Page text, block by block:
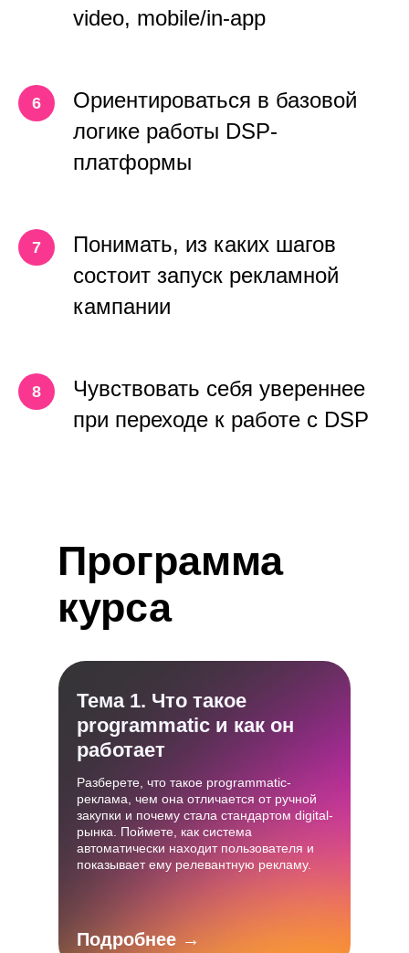
video, mobile/in-app
Ориентироваться в базовой
логике работы DSP-
платформы
Понимать, из каких шагов
состоит запуск рекламной
кампании
Чувствовать себя увереннее
при переходе к работе с DSP
Разберете, что такое programmatic-
реклама, чем она отличается от ручной
закупки и почему стала стандартом digital-
рынка. Поймете, как система
автоматически находит пользователя и
показывает ему релевантную рекламу.
Тема 1. Что такое
programmatic и как он
работает
Подробнее →
Программа
курса